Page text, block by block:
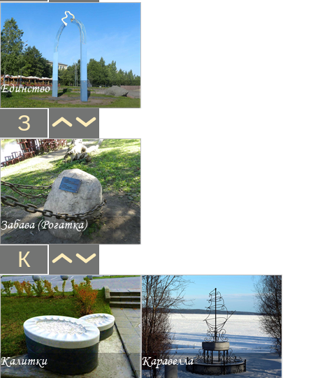
Единство
З
Забава (Рогатка)
К
Калитки Каравелла